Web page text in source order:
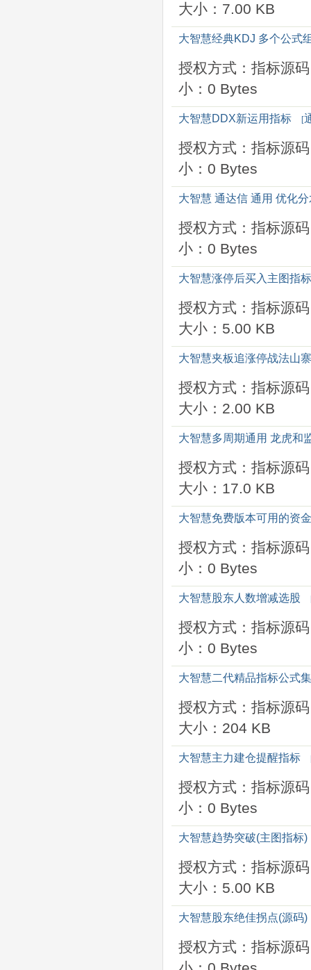
大小：7.00 KB
大智慧经典KDJ 多个公式
授权方式：指标源码
小：0 Bytes
大智慧DDX新运用指标 [
授权方式：指标源码
小：0 Bytes
大智慧 通达信 通用 优化
授权方式：指标源码
小：0 Bytes
大智慧涨停后买入主图指
授权方式：指标源码
大小：5.00 KB
大智慧夹板追涨停战法山
授权方式：指标源码
大小：2.00 KB
大智慧多周期通用 龙虎和
授权方式：指标源码
大小：17.0 KB
大智慧免费版本可用的资
授权方式：指标源码
小：0 Bytes
大智慧股东人数增减选股
授权方式：指标源码
小：0 Bytes
大智慧二代精品指标公式
授权方式：指标源码
大小：204 KB
大智慧主力建仓提醒指标
授权方式：指标源码
小：0 Bytes
大智慧趋势突破(主图指标)
授权方式：指标源码
大小：5.00 KB
大智慧股东绝佳拐点(源码)
授权方式：指标源码